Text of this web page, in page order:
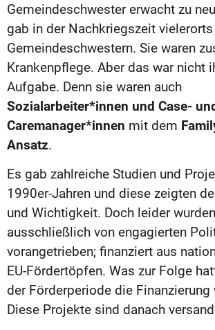
Gemeindeschwester erwacht zu
gab in der Nachkriegszeit
Gemeindeschwestern. Sie waren
Krankenpflege. Aber das war nicht
Aufgabe. Denn sie waren auch
Sozialarbeiter*innen und Case-
Caremanager*innen mit dem
Ansatz.
Es gab zahlreiche Studien und
1990er-Jahren und diese zeigten
und Wichtigkeit. Doch leider
ausschließlich von engagierten
vorangetrieben; finanziert aus
EU-Fördertöpfen. Was zur Folge
der Förderperiode die
Diese Projekte sind danach